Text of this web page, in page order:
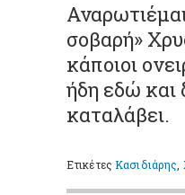
σοβαρή»
κάποιοι
ήδη εδώ και
καταλάβει.
ΕτικέτεςΚασιδιάρης